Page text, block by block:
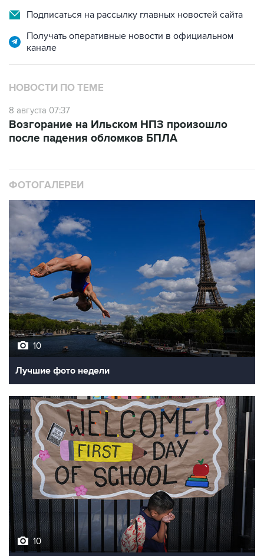
Подписаться на рассылку главных новостей сайта
Получать оперативные новости в официальном
канале
НОВОСТИ ПО ТЕМЕ
8 августа 07:37
Возгорание на Ильском НПЗ произошло
после падения обломков БПЛА
ФОТОГАЛЕРЕИ
10
Лучшие фото недели
10